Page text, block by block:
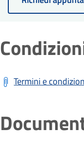
Termini e